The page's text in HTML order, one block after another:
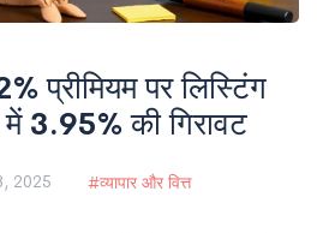
प्रीमियम पर लिस्टिंग
में 3.95% की गिरावट
2025 व्यापार और वित्त